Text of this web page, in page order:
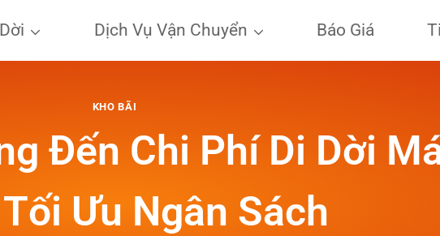
Dịch Vụ Vận Chuyển Báo Giá
KHO BÃI
Đến Chi Phí Di Dời
Ưu Ngân Sách